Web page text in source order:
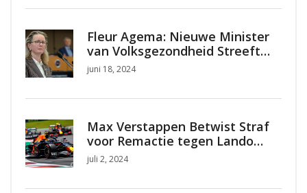
Fleur Agema: Nieuwe Minister
van Volksgezondheid Streeft
naar Betere Zorg tegen Lagere
Kosten
juni 18, 2024
Max Verstappen Betwist Straf
voor Remactie tegen Lando
Norris tijdens Oostenrijkse
Grand Prix
juli 2, 2024